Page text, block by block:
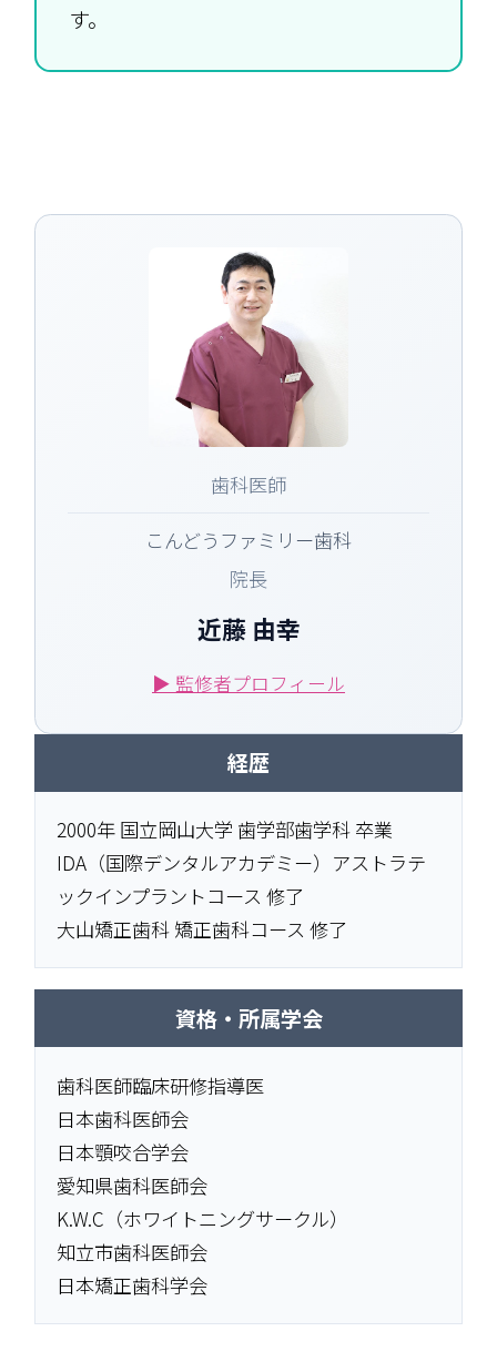
す。
歯科医師
こんどうファミリー歯科
院長
近藤 由幸
▶ 監修者プロフィール
経歴
2000年 国立岡山大学 歯学部歯学科 卒業
IDA（国際デンタルアカデミー）アストラテ
ックインプラントコース 修了
大山矯正歯科 矯正歯科コース 修了
資格・所属学会
歯科医師臨床研修指導医
日本歯科医師会
日本顎咬合学会
愛知県歯科医師会
K.W.C（ホワイトニングサークル）
知立市歯科医師会
日本矯正歯科学会